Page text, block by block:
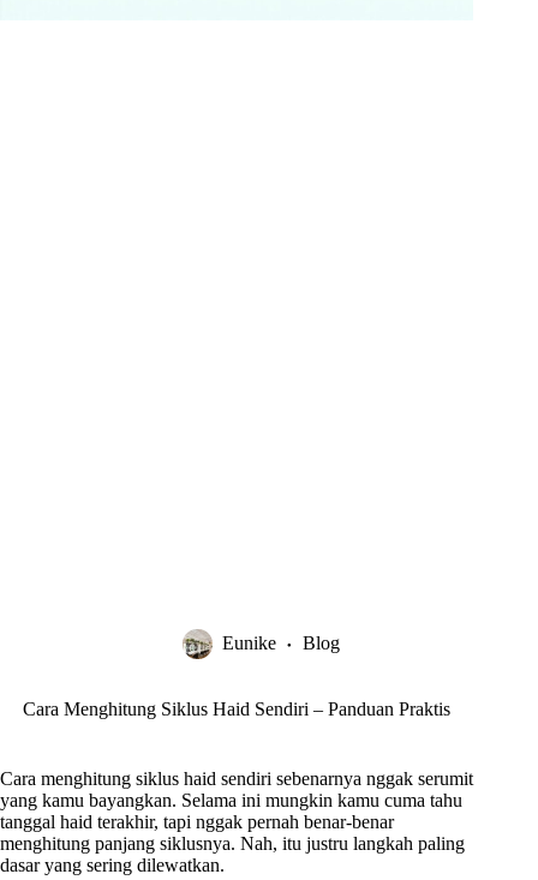
Eunike Blog
Cara Menghitung Siklus Haid Sendiri – Panduan Praktis
Cara menghitung siklus haid sendiri sebenarnya nggak serumit
yang kamu bayangkan. Selama ini mungkin kamu cuma tahu
tanggal haid terakhir, tapi nggak pernah benar-benar
menghitung panjang siklusnya. Nah, itu justru langkah paling
dasar yang sering dilewatkan.